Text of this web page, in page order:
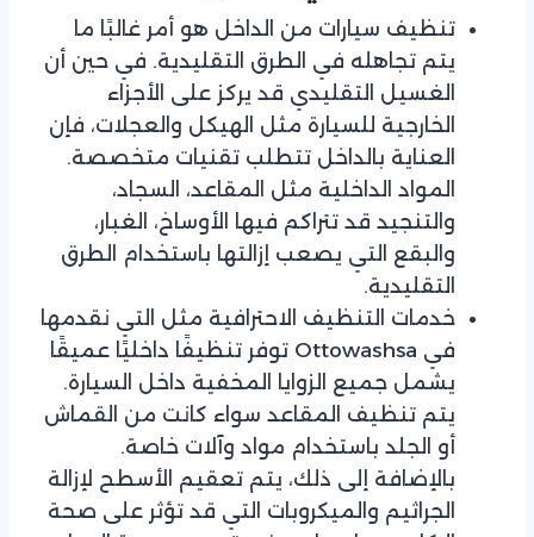
تنظيف سيارات من الداخل هو أمر غالبًا ما
يتم تجاهله في الطرق التقليدية. في حين أن
الغسيل التقليدي قد يركز على الأجزاء
الخارجية للسيارة مثل الهيكل والعجلات، فإن
العناية بالداخل تتطلب تقنيات متخصصة.
المواد الداخلية مثل المقاعد، السجاد،
والتنجيد قد تتراكم فيها الأوساخ، الغبار،
والبقع التي يصعب إزالتها باستخدام الطرق
التقليدية.
خدمات التنظيف الاحترافية مثل التي نقدمها
في Ottowashsa توفر تنظيفًا داخليًا عميقًا
يشمل جميع الزوايا المخفية داخل السيارة.
يتم تنظيف المقاعد سواء كانت من القماش
أو الجلد باستخدام مواد وآلات خاصة.
بالإضافة إلى ذلك، يتم تعقيم الأسطح لإزالة
الجراثيم والميكروبات التي قد تؤثر على صحة